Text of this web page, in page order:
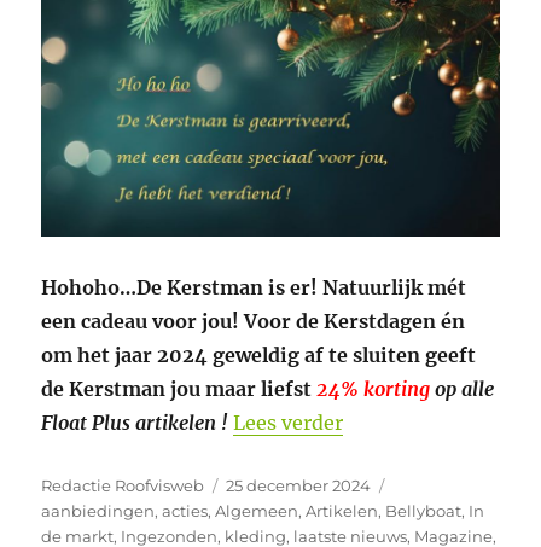
Hohoho…De Kerstman is er! Natuurlijk mét
een cadeau voor jou! Voor de Kerstdagen én
om het jaar 2024 geweldig af te sluiten geeft
de Kerstman jou maar liefst24% korting op alle
Float Plus artikelen ! Lees verder“Hohoho….. De
Auteur
Redactie Roofvisweb
Geplaatst
op
25 december 2024
aanbiedingen,acties,Algemeen,Artikelen, Bellyboat, In
de markt, Ingezonden, kleding, laatste nieuws, Magazine,